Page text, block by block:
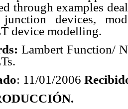
through examples
junction devices,
device modelling.
Lambert Function/
: 11/01/2006